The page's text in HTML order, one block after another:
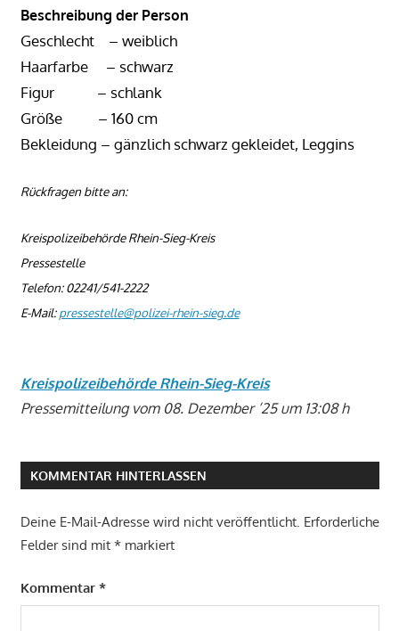
Beschreibung der Person
Geschlecht – weiblich
Haarfarbe – schwarz
Figur – schlank
Größe – 160 cm
Bekleidung – gänzlich schwarz gekleidet, Leggins
Rückfragen bitte an:
Kreispolizeibehörde Rhein-Sieg-Kreis
Pressestelle
Telefon: 02241/541-2222
E-Mail:pressestelle@polizei-rhein-sieg.de
Kreispolizeibehörde Rhein-Sieg-Kreis
Pressemitteilung vom 08. Dezember ’25 um 13:08 h
KOMMENTAR HINTERLASSEN
Deine E-Mail-Adresse wird nicht veröffentlicht. Erforderliche
Felder sind mit *markiert
Kommentar *